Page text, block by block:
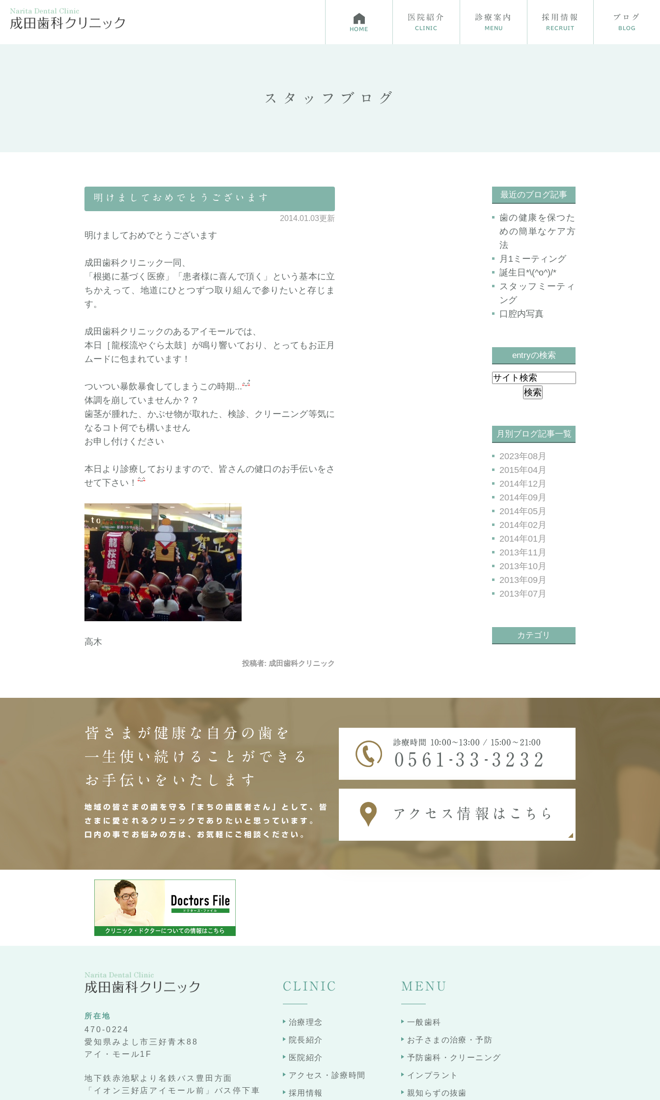
HOME
医院紹介
CLINIC
診療案内
MENU
予防歯科について
採用情報
RECRUIT
ブログ
BLOG
成田歯科クリニック通信スタッフブログ
明けましておめでとうございます
2014.01.03更新
明けましておめでとうございます
成田歯科クリニック一同、
「根拠に基づく医療」「患者様に喜んで頂く」という基本に立
ちかえって、地道にひとつずつ取り組んで参りたいと存じま
す。
成田歯科クリニックのあるアイモールでは、
本日［龍桜流やぐら太鼓］が鳴り響いており、とってもお正月
ムードに包まれています！
ついつい暴飲暴食してしまうこの時期...
体調を崩していませんか？？
歯茎が腫れた、かぶせ物が取れた、検診、クリーニング等気に
なるコト何でも構いません
お申し付けください
本日より診療しておりますので、皆さんの健口のお手伝いをさ
せて下さい！
高木
投稿者: 成田歯科クリニック
最近のブログ記事
歯の健康を保つた
めの簡単なケア方
法
月1ミーティング
誕生日*\(^o^)/*
スタッフミーティ
ング
口腔内写真
entryの検索
月別ブログ記事一覧
2023年08月
2015年04月
2014年12月
2014年09月
2014年05月
2014年02月
2014年01月
2013年11月
2013年10月
2013年09月
2013年07月
カテゴリ
皆さまが健康な自分の歯を
一生使い続けることができる
お手伝いをいたします
地域の皆さまの歯を守る「まちの歯医者さん」として、皆
さまに愛されるクリニックでありたいと思っています。
口内の事でお悩みの方は、お気軽にご相談ください。
所在地
470-0224
愛知県みよし市三好青木88
アイ・モール1F
地下鉄赤池駅より名鉄バス豊田方面
「イオン三好店アイモール前」バス停下車
CLINIC
治療理念
院長紹介
医院紹介
アクセス・診療時間
採用情報
MENU
一般歯科
お子さまの治療・予防
予防歯科・クリーニング
インプラント
親知らずの抜歯